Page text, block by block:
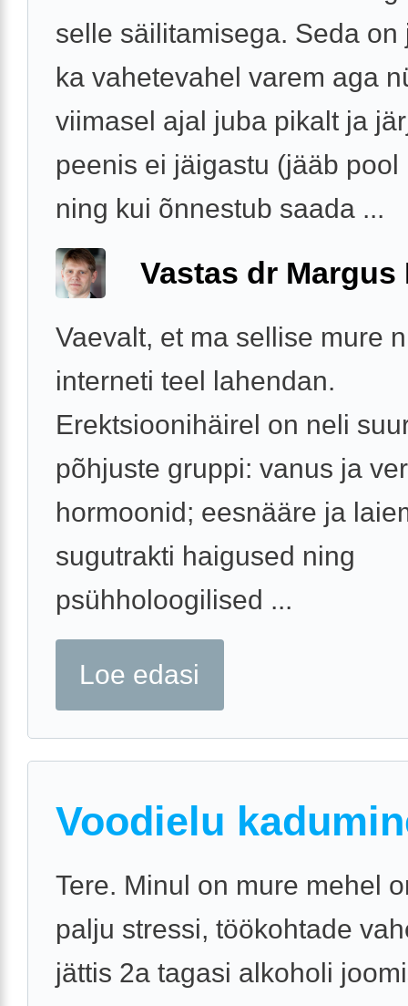
selle säilitamisega. Seda on
ka vahetevahel varem aga
viimasel ajal juba pikalt ja
peenis ei jäigastu (jääb pool
ning kui õnnestub saada ...
Vastas dr Margus
Vaevalt, et ma sellise mure
interneti teel lahendan.
Erektsioonihäirel on neli
põhjuste gruppi: vanus ja
hormoonid; eesnääre ja
sugutrakti haigused ning
psühholoogilised ...
Loe edasi
Voodielu
Tere. Minul on mure mehel
palju stressi, töökohtade
jättis 2a tagasi alkoholi